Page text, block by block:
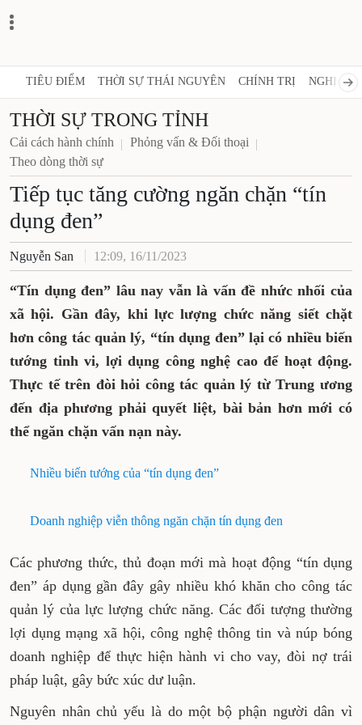
TIÊU ĐIỂM THỜI SỰ THÁI NGUYÊN CHÍNH TRỊ NGHỊ
THỜI SỰ TRONG TỈNH
Cải cách hành chính
Phỏng vấn & Đối thoại
Theo dòng thời sự
Tiếp tục tăng cường ngăn chặn “tín
dụng đen”
Nguyễn San 12:09, 16/11/2023
“Tín dụng đen” lâu nay vẫn là vấn đề nhức nhối của
xã hội. Gần đây, khi lực lượng chức năng siết chặt
hơn công tác quản lý, “tín dụng đen” lại có nhiều biến
tướng tinh vi, lợi dụng công nghệ cao để hoạt động.
Thực tế trên đòi hỏi công tác quản lý từ Trung ương
đến địa phương phải quyết liệt, bài bản hơn mới có
thể ngăn chặn vấn nạn này.
Nhiều biến tướng của “tín dụng đen”
Doanh nghiệp viễn thông ngăn chặn tín dụng đen
Các phương thức, thủ đoạn mới mà hoạt động “tín dụng
đen” áp dụng gần đây gây nhiều khó khăn cho công tác
quản lý của lực lượng chức năng. Các đối tượng thường
lợi dụng mạng xã hội, công nghệ thông tin và núp bóng
doanh nghiệp để thực hiện hành vi cho vay, đòi nợ trái
pháp luật, gây bức xúc dư luận.
Nguyên nhân chủ yếu là do một bộ phận người dân vì